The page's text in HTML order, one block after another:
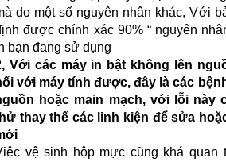
do một số nguyên nhân khác, Với
được chính xác 90% “ nguyên
bạn đang sử dụng
Với các máy in bật không lên
với máy tính được, đây là các
hoặc main mạch, với lỗi này
thay thế các linh kiện để sửa
vệ sinh hộp mực cũng khá quan